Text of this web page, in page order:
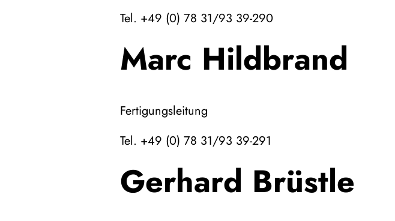
Tel. +49 (0) 78 31/93 39-290
Marc Hildbrand
Fertigungsleitung
Tel. +49 (0) 78 31/93 39-291
Gerhard Brüstle